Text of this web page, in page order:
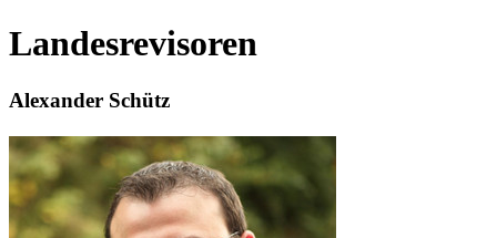
Landesrevisoren
Alexander Schütz